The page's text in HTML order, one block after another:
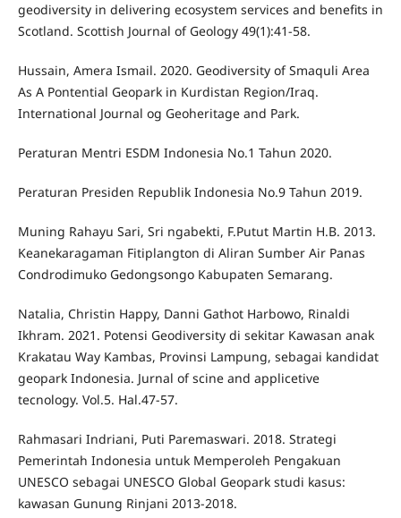
geodiversity in delivering ecosystem services and benefits in
Scotland. Scottish Journal of Geology 49(1):41-58.
Hussain, Amera Ismail. 2020. Geodiversity of Smaquli Area
As A Pontential Geopark in Kurdistan Region/Iraq.
International Journal og Geoheritage and Park.
Peraturan Mentri ESDM Indonesia No.1 Tahun 2020.
Peraturan Presiden Republik Indonesia No.9 Tahun 2019.
Muning Rahayu Sari, Sri ngabekti, F.Putut Martin H.B. 2013.
Keanekaragaman Fitiplangton di Aliran Sumber Air Panas
Condrodimuko Gedongsongo Kabupaten Semarang.
Natalia, Christin Happy, Danni Gathot Harbowo, Rinaldi
Ikhram. 2021. Potensi Geodiversity di sekitar Kawasan anak
Krakatau Way Kambas, Provinsi Lampung, sebagai kandidat
geopark Indonesia. Jurnal of scine and applicetive
tecnology. Vol.5. Hal.47-57.
Rahmasari Indriani, Puti Paremaswari. 2018. Strategi
Pemerintah Indonesia untuk Memperoleh Pengakuan
UNESCO sebagai UNESCO Global Geopark studi kasus:
kawasan Gunung Rinjani 2013-2018.